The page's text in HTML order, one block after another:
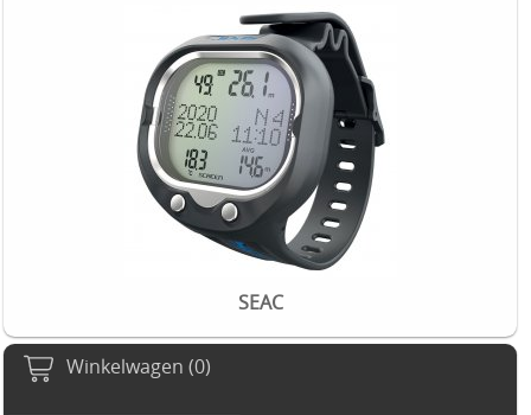
Winkelwagen (0)
SEAC